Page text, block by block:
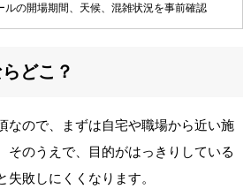
ルの開場期間、天候、混雑状況を事前確認
どこ？
なので、まずは自宅や職場から近い施
そのうえで、目的がはっきりしている
敗しにくくなります。